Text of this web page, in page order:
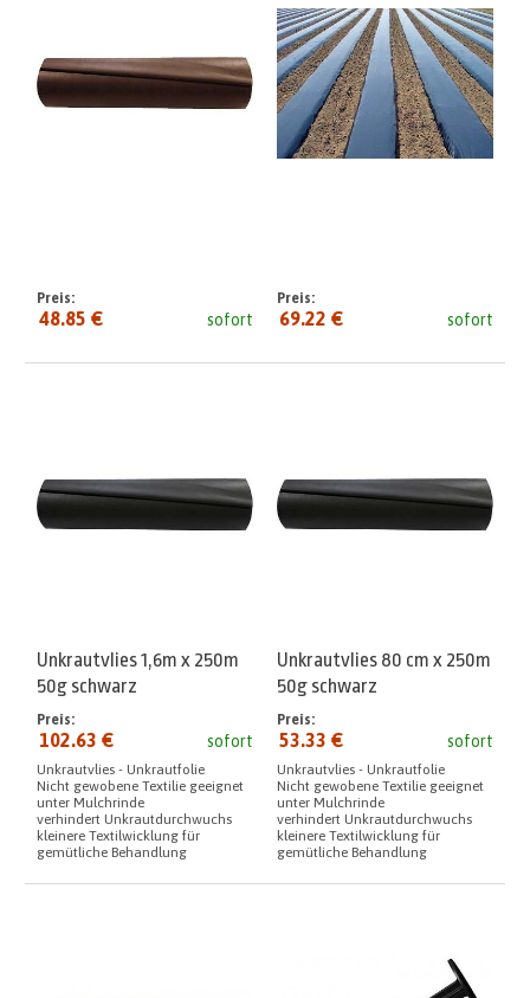
sofort
Preis:
48.85 € sofort
Preis:
69.22 €
Unkrautvlies 1,6m x 250m
50g schwarz
sofort
Preis:
102.63 €
Unkrautvlies - Unkrautfolie
Nicht gewobene Textilie geeignet
unter Mulchrinde
verhindert Unkrautdurchwuchs
kleinere Textilwicklung für
gemütliche Behandlung
Unkrautvlies 80 cm x 250m
50g schwarz
sofort
Preis:
53.33 €
Unkrautvlies - Unkrautfolie
Nicht gewobene Textilie geeignet
unter Mulchrinde
verhindert Unkrautdurchwuchs
kleinere Textilwicklung für
gemütliche Behandlung